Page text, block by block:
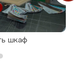
шкаф